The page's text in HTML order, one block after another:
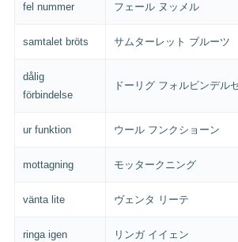
fel nummer フェール ヌッメル
samtalet bröts サムターレット ブルーツ
dålig
förbindelse
ドーリグ フォルビンデル
ur funktion ウール フンクショーン
mottagning モッタークニング
vänta lite ヴェンタ リーテ
ringa igen リンガ イイェン